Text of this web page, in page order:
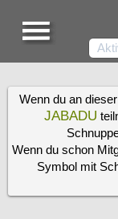
Wenn du an
JABADU
Wenn du schon
Symbol mit